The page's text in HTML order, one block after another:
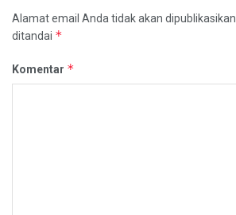
Alamat email Anda tidak akan dipublikasikan.
ditandai *
Komentar *